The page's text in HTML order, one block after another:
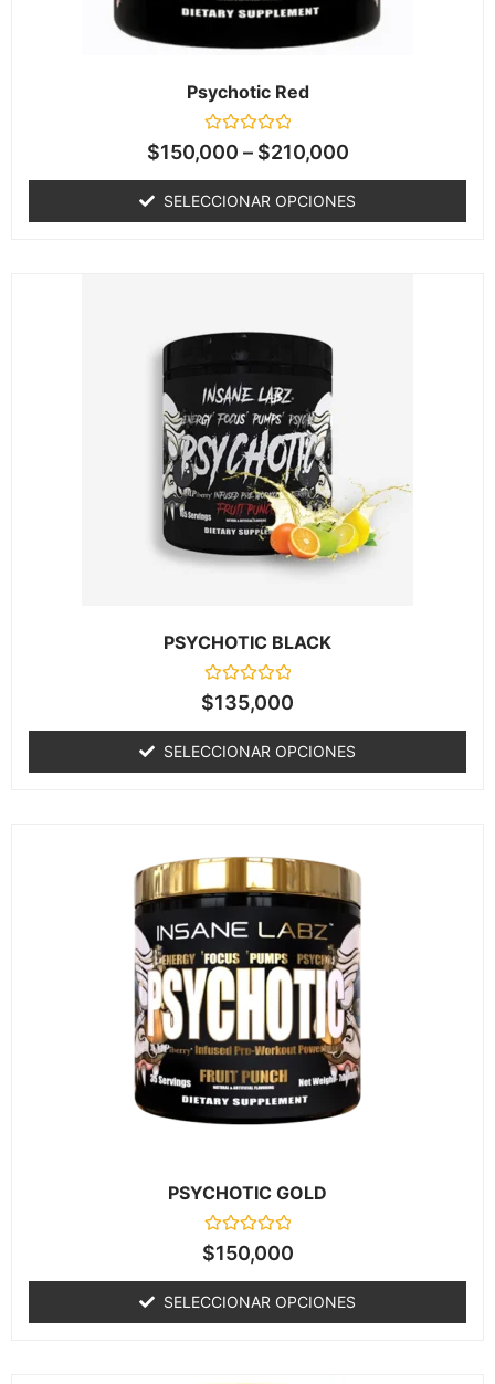
Psychotic Red
Valorado
en
de
5
$150,000 – $210,000
SELECCIONAR OPCIONES
PSYCHOTIC BLACK
Valorado
en
de
5
$135,000
SELECCIONAR OPCIONES
PSYCHOTIC GOLD
Valorado
en
de
5
$150,000
SELECCIONAR OPCIONES